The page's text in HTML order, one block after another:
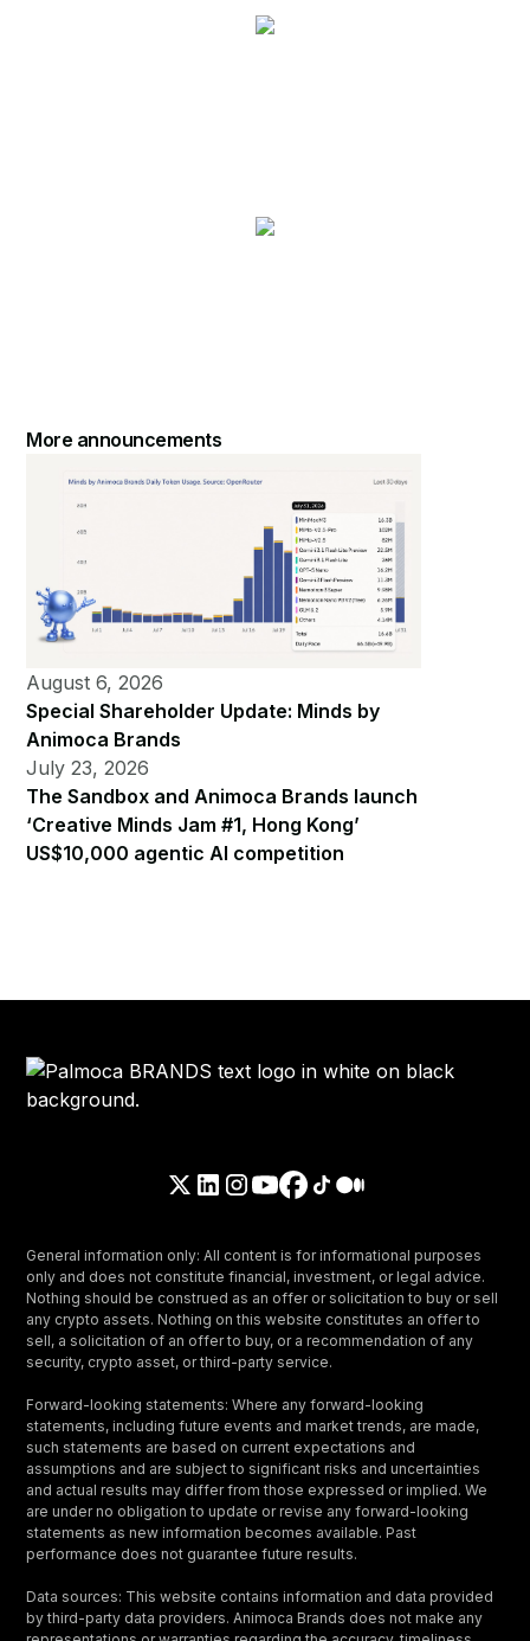
More announcements
August 6, 2026
Special Shareholder Update: Minds by
Animoca Brands
July 23, 2026
The Sandbox and Animoca Brands launch
‘Creative Minds Jam #1, Hong Kong’
US$10,000 agentic AI competition
General information only: All content is for informational purposes
only and does not constitute financial, investment, or legal advice.
Nothing should be construed as an offer or solicitation to buy or sell
any crypto assets. Nothing on this website constitutes an offer to
sell, a solicitation of an offer to buy, or a recommendation of any
security, crypto asset, or third-party service.
Forward-looking statements: Where any forward-looking
statements, including future events and market trends, are made,
such statements are based on current expectations and
assumptions and are subject to significant risks and uncertainties
and actual results may differ from those expressed or implied. We
are under no obligation to update or revise any forward-looking
statements as new information becomes available. Past
performance does not guarantee future results.
Data sources: This website contains information and data provided
by third-party data providers. Animoca Brands does not make any